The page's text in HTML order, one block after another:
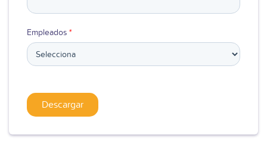
Empleados *